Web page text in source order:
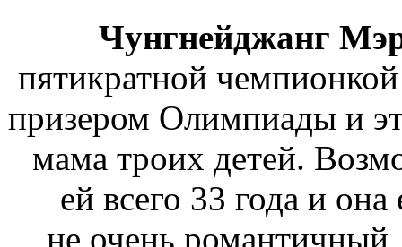
Чунгнейджанг
пятикратной
призером Олимпиады и
мама троих детей.
ей всего 33 года и
не очень